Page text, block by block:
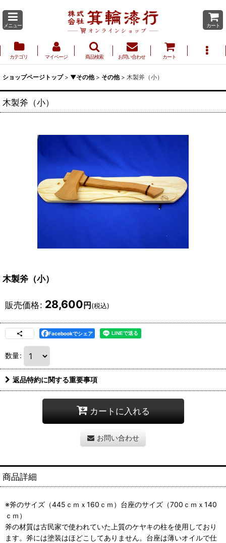
メニュー カート
カテゴリ マイページ 商品検索 お問い合わせ カート
ショップページトップ > ▼その他 > その他 > 木製斧（小）
木製斧（小）
木製斧（小）
販売価格: 28,600円(税込)
Facebookでシェア
数量:
返品特約に関する重要事項
カートに入れる
お問い合わせ
商品詳細
※斧のサイズ（445ｃｍｘ160ｃｍ）台座のサイズ（700ｃｍｘ140
ｃｍ）
斧の材質は古民家で使われていた上質のケヤキの柱を使用しており
ます。斧には塗装はほどこしてありません。台座は薄いオイルで仕